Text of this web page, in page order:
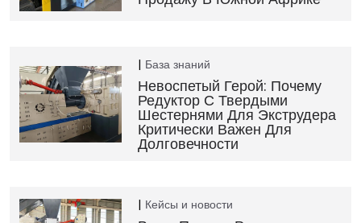
База знаний
Невоспетый Герой: Почему
Редуктор С Твердыми
Шестернями Для Экструдера
Критически Важен Для
Долговечности
Кейсы и новости